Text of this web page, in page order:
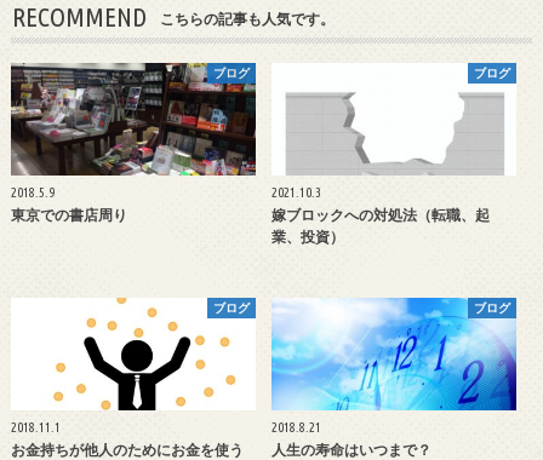
RECOMMEND こちらの記事も人気です。
ブログ
2018.5.9
東京での書店周り
ブログ
2021.10.3
嫁ブロックへの対処法（転職、起
業、投資）
ブログ
2018.11.1
お金持ちが他人のためにお金を使う
ブログ
2018.8.21
人生の寿命はいつまで？